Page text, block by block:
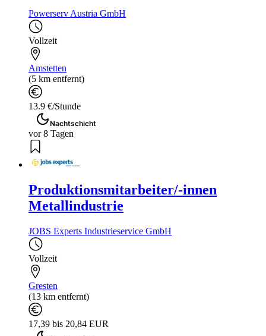
Powerserv Austria GmbH
Vollzeit
Amstetten
(5 km entfernt)
13.9 €/Stunde
Nachtschicht
vor 8 Tagen
Produktionsmitarbeiter/-innen
Metallindustrie
JOBS Experts Industrieservice GmbH
Vollzeit
Gresten
(13 km entfernt)
17,39 bis 20,84 EUR